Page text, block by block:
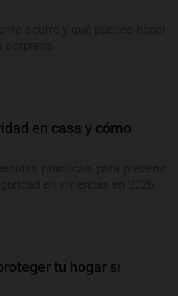
en casa y cómo
tu hogar si